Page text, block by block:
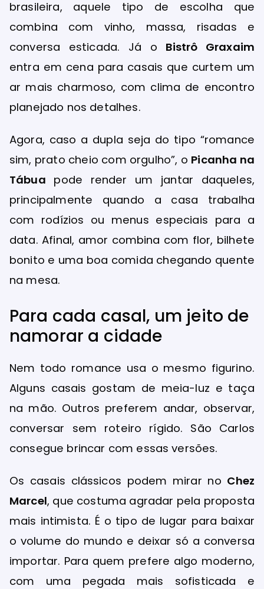
brasileira, aquele tipo de escolha que
combina com vinho, massa, risadas e
conversa esticada. Já o Bistrô Graxaim
entra em cena para casais que curtem um
ar mais charmoso, com clima de encontro
planejado nos detalhes.
Agora, caso a dupla seja do tipo “romance
sim, prato cheio com orgulho”, o Picanha na
Tábua pode render um jantar daqueles,
principalmente quando a casa trabalha
com rodízios ou menus especiais para a
data. Afinal, amor combina com flor, bilhete
bonito e uma boa comida chegando quente
na mesa.
Para cada casal, um jeito de
namorar a cidade
Nem todo romance usa o mesmo figurino.
Alguns casais gostam de meia-luz e taça
na mão. Outros preferem andar, observar,
conversar sem roteiro rígido. São Carlos
consegue brincar com essas versões.
Os casais clássicos podem mirar no Chez
Marcel, que costuma agradar pela proposta
mais intimista. É o tipo de lugar para baixar
o volume do mundo e deixar só a conversa
importar. Para quem prefere algo moderno,
com uma pegada mais sofisticada e